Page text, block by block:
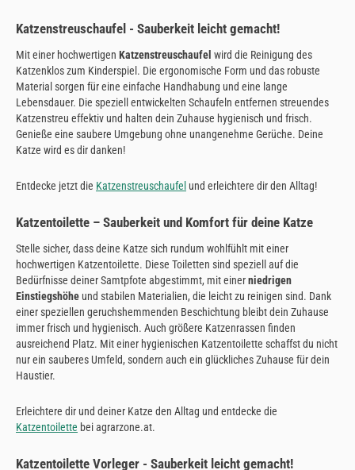
Katzenstreuschaufel - Sauberkeit leicht gemacht!
Mit einer hochwertigen Katzenstreuschaufel wird die Reinigung des
Katzenklos zum Kinderspiel. Die ergonomische Form und das robuste
Material sorgen für eine einfache Handhabung und eine lange
Lebensdauer. Die speziell entwickelten Schaufeln entfernen streuendes
Katzenstreu effektiv und halten dein Zuhause hygienisch und frisch.
Genieße eine saubere Umgebung ohne unangenehme Gerüche. Deine
Katze wird es dir danken!
Entdecke jetzt die Katzenstreuschaufel und erleichtere dir den Alltag!
Katzentoilette – Sauberkeit und Komfort für deine Katze
Stelle sicher, dass deine Katze sich rundum wohlfühlt mit einer
hochwertigen Katzentoilette. Diese Toiletten sind speziell auf die
Bedürfnisse deiner Samtpfote abgestimmt, mit einerniedrigen
Einstiegshöhe und stabilen Materialien, die leicht zu reinigen sind. Dank
einer speziellen geruchshemmenden Beschichtung bleibt dein Zuhause
immer frisch und hygienisch. Auch größere Katzenrassen finden
ausreichend Platz. Mit einer hygienischen Katzentoilette schaffst du nicht
nur ein sauberes Umfeld, sondern auch ein glückliches Zuhause für dein
Haustier.
Erleichtere dir und deiner Katze den Alltag und entdecke die
Katzentoilette bei agrarzone.at.
Katzentoilette Vorleger - Sauberkeit leicht gemacht!